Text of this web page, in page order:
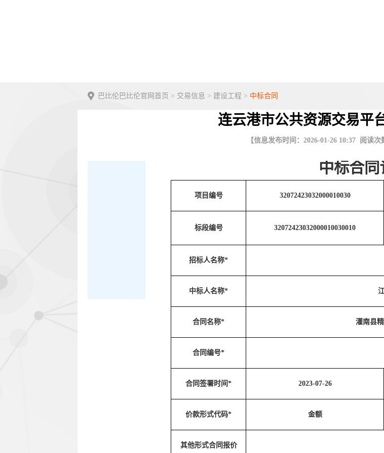
巴比伦巴比伦官网首页 > 交易信息 > 建设工程 > 中标合同
连云港市公共资源交易平
【信息发布时间：2026-01-26 10:37 阅读次
中标合
项目编号 32072423032000010030
标段编号 32072423032000010030010
招标人名称*
中标人名称*
合同名称* 灌南县
合同编号*
合同签署时间* 2023-07-26
价款形式代码* 金额
其他形式合同报价